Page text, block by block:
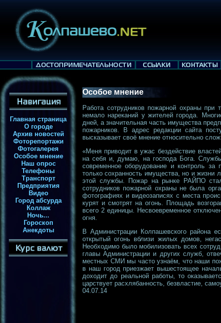
Главная страница
О городе
Архив новостей
Фоторепортажи
Фотогалерея
Особое мнение
Наш опрос
Телефоны
Транспорт
Предприятия
Видео
Город абсурда
Коллаж
Ночь...
Гороскоп
Анекдоты
Особое мнение
Работа сотрудников пожарной охраны
немало нареканий у жителей города.
дней, а значительная часть имущества
пожарников. В адрес редакции сайта
высказывает своё мнение относительно
«Меня приводит в ужас бездействие
на себя и, думаю, на господа Бога.
современное оборудование и контроль
только сохранность имущества, но и жизни
этой службы. Пожар на рынке РАЙПО
сотрудников пожарной охраны не была
фотографиях и видеозаписях с места
курят и смотрят на огонь. Площадь
всего 2 единицы. Несвоевременное
огня.
В Администрации Колпашевского района
открытый огонь вблизи жилых домов,
Необходимо было мобилизовать всех
главы Администрации и других служб,
местных СМИ мы часто узнаём, что наши
в наш город приезжает вышестоящее
доходит до реальной работы, то
царствует расхлябанность, безвластие,
04.07.14